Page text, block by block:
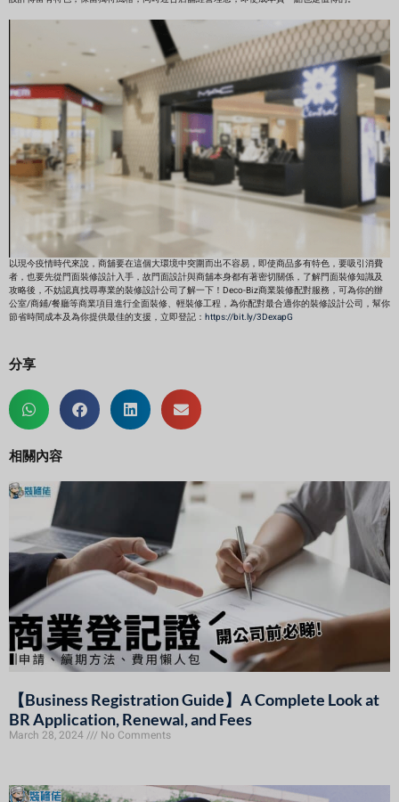
以現今疫情時代來說，商舖要在這個大環境中突圍而出不容易，即使商品多有特色，要吸引消費
者，也要先從門面裝修設計入手，故門面設計與商舖本身都有著密切關係，了解門面裝修知識及
攻略後，不妨認真找尋專業的裝修設計公司了解一下！Deco-Biz商業裝修配對服務，可為你的辦
公室/商鋪/餐廳等商業項目進行全面裝修、輕裝修工程，為你配對最合適你的裝修設計公司，幫你
節省時間成本及為你提供最佳的支援，立即登記： https://bit.ly/3DexapG
分享
相關內容
【Business Registration Guide】A Complete Look at
BR Application, Renewal, and Fees
March 28, 2024 No Comments